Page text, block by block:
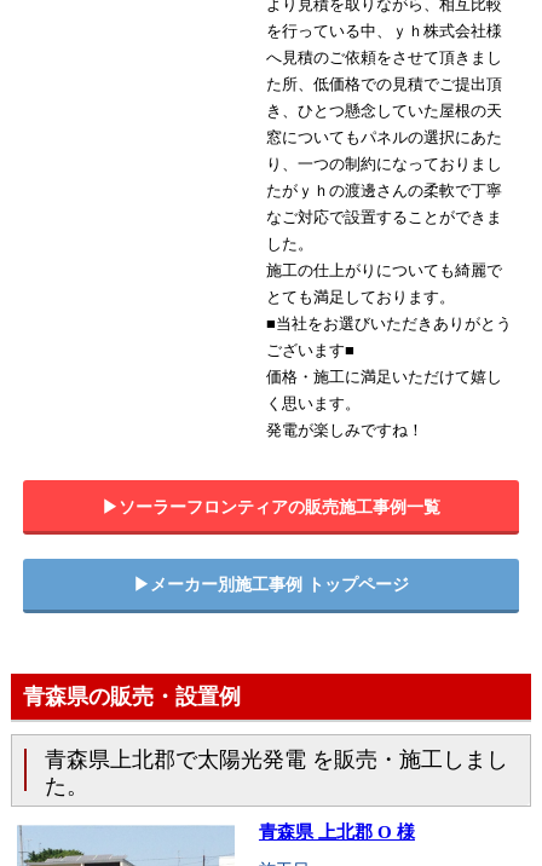
より見積を取りながら、相互比較
を行っている中、ｙｈ株式会社様
へ見積のご依頼をさせて頂きまし
た所、低価格での見積でご提出頂
き、ひとつ懸念していた屋根の天
窓についてもパネルの選択にあた
り、一つの制約になっておりまし
たがｙｈの渡邊さんの柔軟で丁寧
なご対応で設置することができま
した。
施工の仕上がりについても綺麗で
とても満足しております。
■当社をお選びいただきありがとう
ございます■
価格・施工に満足いただけて嬉し
く思います。
発電が楽しみですね！
▶︎ソーラーフロンティアの販売施工事例一覧
▶︎メーカー別施工事例 トップページ
青森県の販売・設置例
青森県上北郡で太陽光発電 を販売・施工しまし
た。
青森県 上北郡 O 様